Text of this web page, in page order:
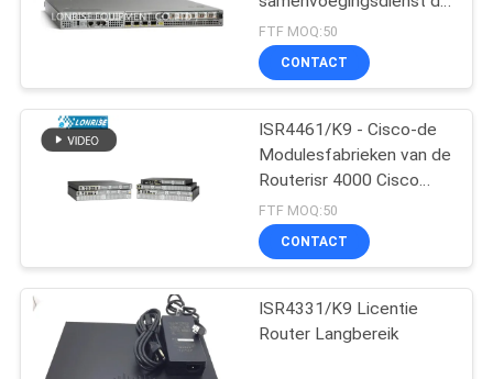
Fabrieken van de
Routermodules
FTF MOQ:50
CONTACT
ISR4461/K9 - Cisco-de
Modulesfabrieken van de
Routerisr 4000 Cisco
Router
FTF MOQ:50
CONTACT
ISR4331/K9 Licentie
Router Langbereik